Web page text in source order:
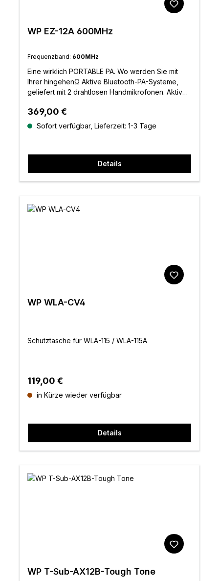
WP EZ-12A 600MHz
Frequenzband: 600MHz
Eine wirklich PORTABLE PA. Wo werden Sie mit
Ihrer hingehenΩ Aktive Bluetooth-PA-Systeme,
geliefert mit 2 drahtlosen Handmikrofonen. Aktives
Batterie- oder Netzbetrieb. Interner MP3-Spieler.
Interner Echo-E
Regulärer Preis:
369,00 €
Sofort verfügbar, Lieferzeit: 1-3 Tage
Details
WP WLA-CV4
Schutztasche für WLA-115 / WLA-115A
Regulärer Preis:
119,00 €
in Kürze wieder verfügbar
Details
WP T-Sub-AX12B-Tough Tone